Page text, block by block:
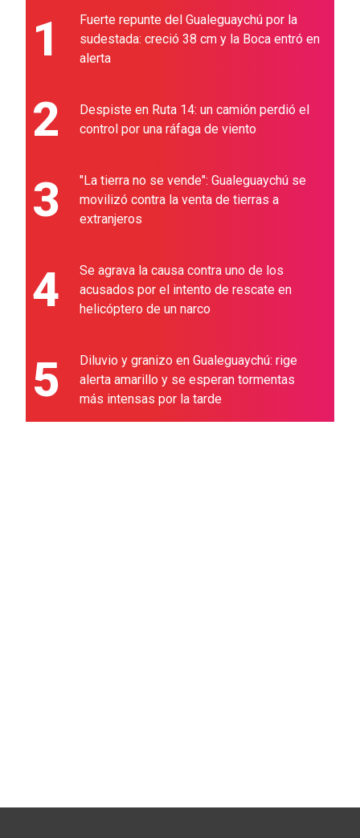
1
Fuerte repunte del Gualeguaychú por la
sudestada: creció 38 cm y la Boca entró en
alerta
2
Despiste en Ruta 14: un camión perdió el
control por una ráfaga de viento
3
"La tierra no se vende": Gualeguaychú se
movilizó contra la venta de tierras a
extranjeros
4
Se agrava la causa contra uno de los
acusados por el intento de rescate en
helicóptero de un narco
5
Diluvio y granizo en Gualeguaychú: rige
alerta amarillo y se esperan tormentas
más intensas por la tarde